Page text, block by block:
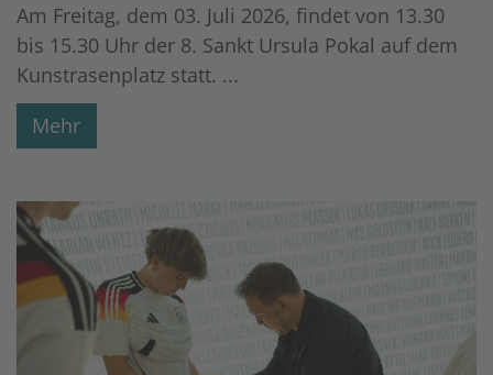
Am Freitag, dem 03. Juli 2026, findet von 13.30
bis 15.30 Uhr der 8. Sankt Ursula Pokal auf dem
Kunstrasenplatz statt. ...
Mehr